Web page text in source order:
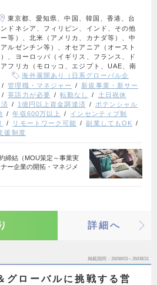
東京都、愛知県、中国、韓国、香港、台
ドネシア、フィリピン、インド、その他
等）、北米（アメリカ、カナダ等）、中
ルゼンチン等）、オセアニア（オースト
、ヨーロッパ（イギリス、フランス、ド
フリカ（モロッコ、エジプト、UAE、南
海外展開あり（日系グローバル企
管理職・マネジャー
新規事業・新サー
英語力が必要 転勤なし
土日祝休
1億円以上資金調達済
ポテンシャル
年収600万以上
インセンティブ制
リモートワーク可能
副業してもOK
援制度
締結（MOU策定～事業実
ー企業の開拓・マネジメ
詳細へ
掲載期間 26/08/03～26/08/31
ローバルに挑戦する営